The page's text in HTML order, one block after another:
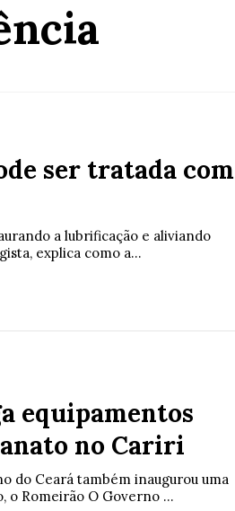
ser tratada com
a lubrificação e aliviando
explica como a...
equipamentos
no Cariri
do Ceará também inaugurou uma
o Romeirão O Governo ...